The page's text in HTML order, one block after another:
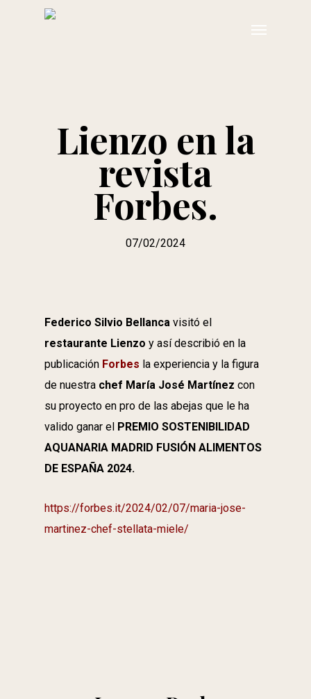
Lienzo en la
revista
Forbes.
07/02/2024
Federico Silvio Bellanca visitó el
restaurante Lienzo y así describió en la
publicación Forbes la experiencia y la figura
de nuestra chef María José Martínez con
su proyecto en pro de las abejas que le ha
valido ganar el PREMIO SOSTENIBILIDAD
AQUANARIA MADRID FUSIÓN ALIMENTOS
DE ESPAÑA 2024.
https://forbes.it/2024/02/07/maria-jose-
martinez-chef-stellata-miele/